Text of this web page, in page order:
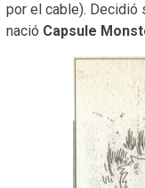
por el cable). Decidió
nació Capsule